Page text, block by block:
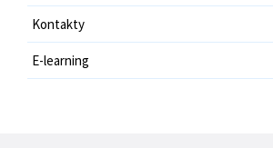
Kontakty
E-learning